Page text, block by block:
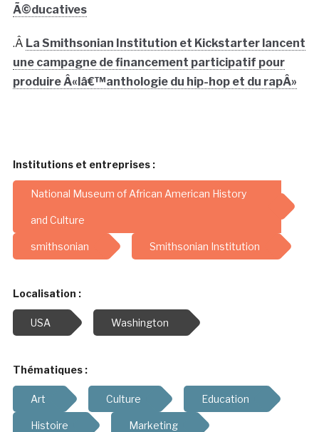
Ã©ducatives
.Â La Smithsonian Institution et Kickstarter lancent
une campagne de financement participatif pour
produire Â«lâ€™anthologie du hip-hop et du rapÂ»
Institutions et entreprises :
National Museum of African American History
and Culture
smithsonian Smithsonian Institution
Localisation :
USA Washington
Thématiques :
Art Culture Education
Histoire Marketing